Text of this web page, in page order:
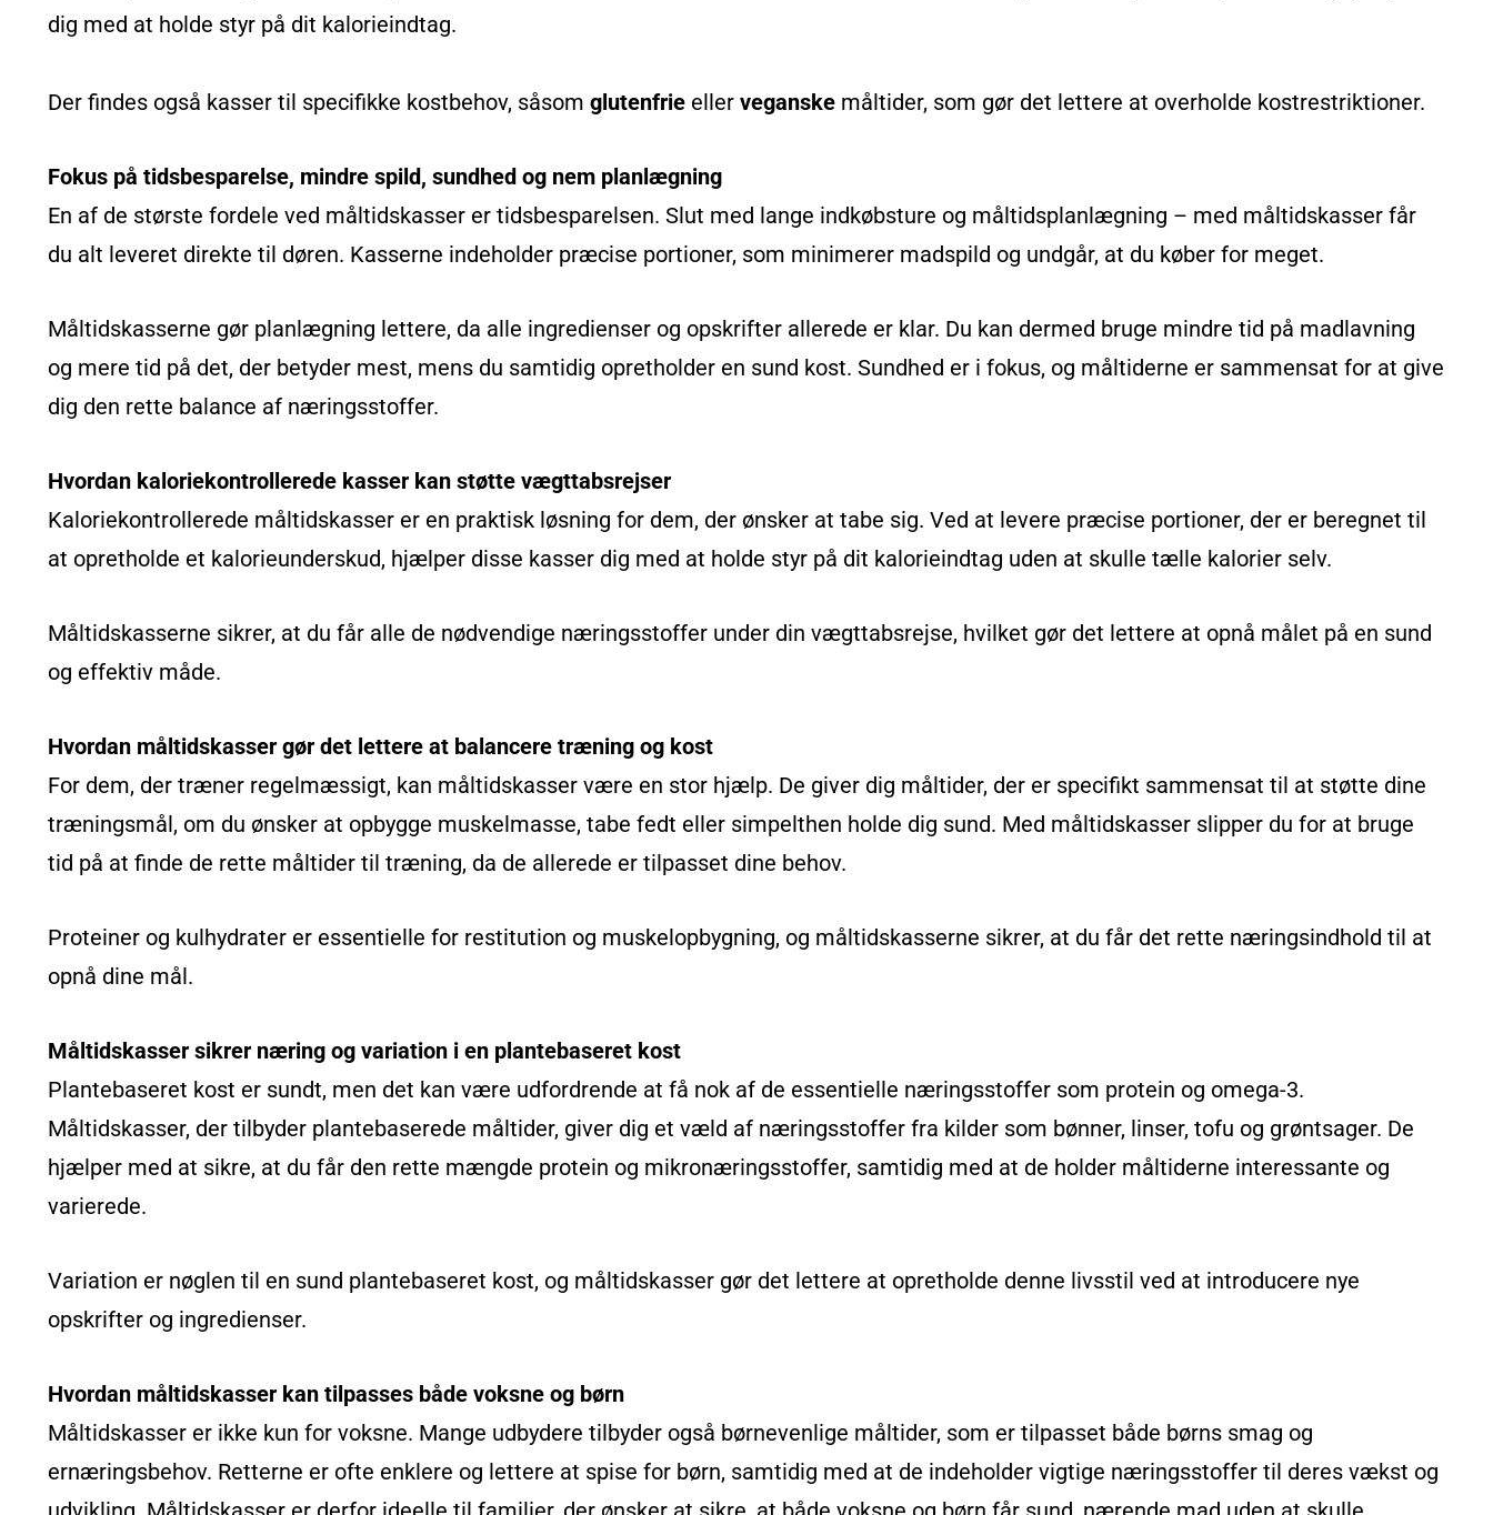
dig med at holde styr på dit kalorieindtag.
Der findes også kasser til specifikke kostbehov, såsomglutenfrie ellerveganske måltider, som gør det lettere at overholde kostrestriktioner.
Fokus på tidsbesparelse, mindre spild, sundhed og nem planlægning
En af de største fordele ved måltidskasser er tidsbesparelsen. Slut med lange indkøbsture og måltidsplanlægning – med måltidskasser får
du alt leveret direkte til døren. Kasserne indeholder præcise portioner, som minimerer madspild og undgår, at du køber for meget.
Måltidskasserne gør planlægning lettere, da alle ingredienser og opskrifter allerede er klar. Du kan dermed bruge mindre tid på madlavning
og mere tid på det, der betyder mest, mens du samtidig opretholder en sund kost. Sundhed er i fokus, og måltiderne er sammensat for at give
dig den rette balance af næringsstoffer.
Hvordan kaloriekontrollerede kasser kan støtte vægttabsrejser
Kaloriekontrollerede måltidskasser er en praktisk løsning for dem, der ønsker at tabe sig. Ved at levere præcise portioner, der er beregnet til
at opretholde et kalorieunderskud, hjælper disse kasser dig med at holde styr på dit kalorieindtag uden at skulle tælle kalorier selv.
Måltidskasserne sikrer, at du får alle de nødvendige næringsstoffer under din vægttabsrejse, hvilket gør det lettere at opnå målet på en sund
og effektiv måde.
Hvordan måltidskasser gør det lettere at balancere træning og kost
For dem, der træner regelmæssigt, kan måltidskasser være en stor hjælp. De giver dig måltider, der er specifikt sammensat til at støtte dine
træningsmål, om du ønsker at opbygge muskelmasse, tabe fedt eller simpelthen holde dig sund. Med måltidskasser slipper du for at bruge
tid på at finde de rette måltider til træning, da de allerede er tilpasset dine behov.
Proteiner og kulhydrater er essentielle for restitution og muskelopbygning, og måltidskasserne sikrer, at du får det rette næringsindhold til at
opnå dine mål.
Måltidskasser sikrer næring og variation i en plantebaseret kost
Plantebaseret kost er sundt, men det kan være udfordrende at få nok af de essentielle næringsstoffer som protein og omega-3.
Måltidskasser, der tilbyder plantebaserede måltider, giver dig et væld af næringsstoffer fra kilder som bønner, linser, tofu og grøntsager. De
hjælper med at sikre, at du får den rette mængde protein og mikronæringsstoffer, samtidig med at de holder måltiderne interessante og
varierede.
Variation er nøglen til en sund plantebaseret kost, og måltidskasser gør det lettere at opretholde denne livsstil ved at introducere nye
opskrifter og ingredienser.
Hvordan måltidskasser kan tilpasses både voksne og børn
Måltidskasser er ikke kun for voksne. Mange udbydere tilbyder også børnevenlige måltider, som er tilpasset både børns smag og
ernæringsbehov. Retterne er ofte enklere og lettere at spise for børn, samtidig med at de indeholder vigtige næringsstoffer til deres vækst og